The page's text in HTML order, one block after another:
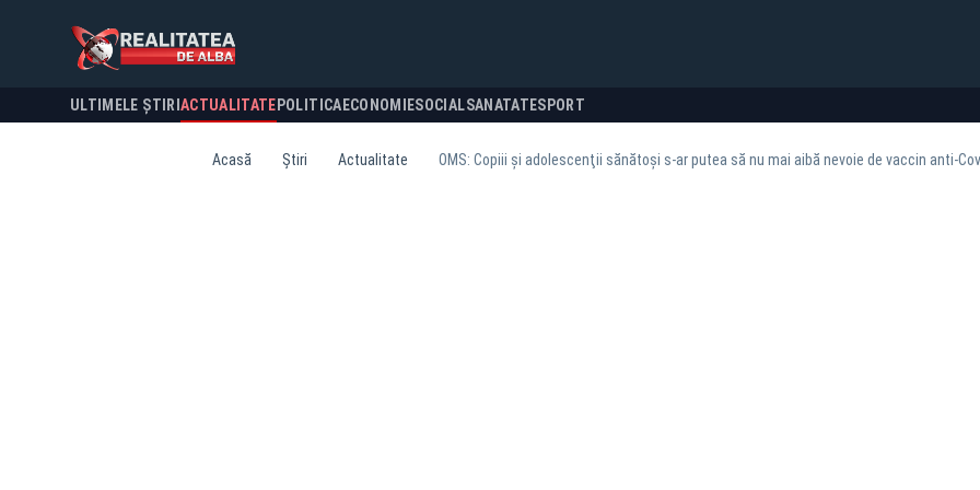
ULTIMELE ȘTIRI ACTUALITATE POLITICA ECONOMIESOCIALSANATATESPORT
Acasă Știri Actualitate OMS: Copiii şi adolescenţii sănătoşi s-ar putea să nu mai aibă nevoie de vaccin anti-